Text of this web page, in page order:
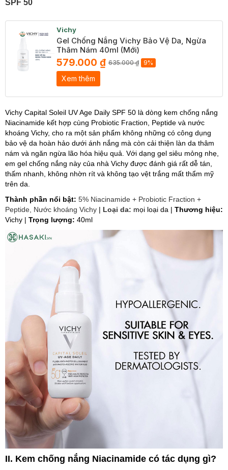
SPF 50
Vichy
Gel Chống Nắng Vichy Bảo Vệ Da, Ngừa
Thâm Nám 40ml (Mới)
579.000 ₫ 635.000 ₫ 9%
Xem thêm
Vichy Capital Soleil UV Age Daily SPF 50 là dòng kem chống nắng
Niacinamide kết hợp cùng Probiotic Fraction, Peptide và nước
khoáng Vichy, cho ra một sản phẩm không những có công dụng
bảo vệ da hoàn hảo dưới ánh nắng mà còn cải thiện làn da thâm
nám và ngăn ngừa lão hóa hiệu quả. Với dạng gel siêu mỏng nhẹ,
em gel chống nắng này của nhà Vichy được đánh giá rất dễ tán,
thấm nhanh, không nhờn rít và không tạo vệt trắng mất thẩm mỹ
trên da.
Thành phần nổi bật: 5% Niacinamide + Probiotic Fraction +
Peptide, Nước khoáng Vichy | Loại da: mọi loại da | Thương hiệu:
Vichy | Trọng lượng: 40ml
II. Kem chống nắng Niacinamide có tác dụng gì?